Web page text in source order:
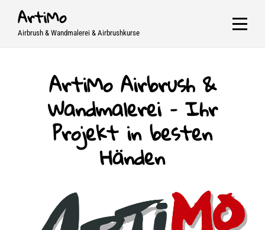
SkipArtiMo
Airbrush & Wandmalerei & Airbrushkurse
ArtiMo Airbrush &
Wandmalerei – Ihr
Projekt in besten
Händen